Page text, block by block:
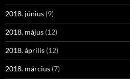
2018. június (9)
2018. május (12)
2018. április (12)
2018. március (7)